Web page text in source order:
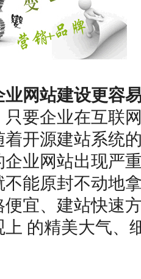
网站建设更容
只要企业在互联
开源建站系统
业网站出现严
不能原封不动地
宜、建站快速
上 的精美大气、